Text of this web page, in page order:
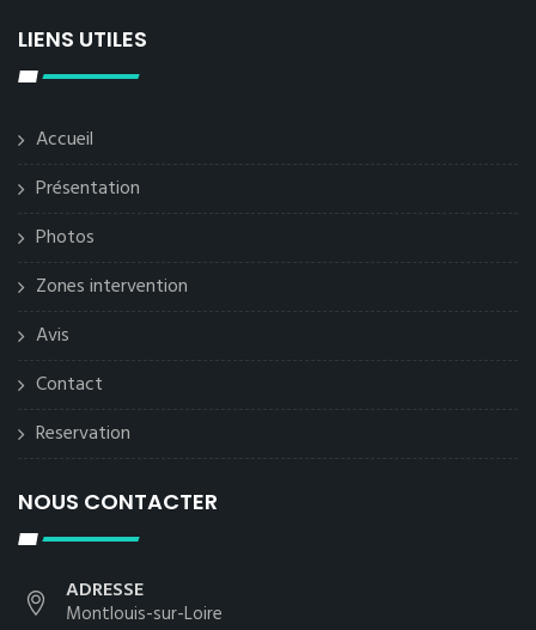
LIENS UTILES
Accueil
Présentation
Photos
Zones intervention
Avis
Contact
Reservation
NOUS CONTACTER
ADRESSE
Montlouis-sur-Loire